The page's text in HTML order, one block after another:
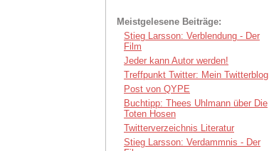
Meistgelesene Beiträge:
Stieg Larsson: Verblendung - Der
Film
Jeder kann Autor werden!
Treffpunkt Twitter: Mein Twitterblog
Post von QYPE
Buchtipp: Thees Uhlmann über Die
Toten Hosen
Twitterverzeichnis Literatur
Stieg Larsson: Verdammnis - Der